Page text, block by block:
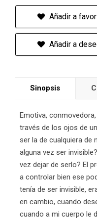
Añadir a
Añadir a
Sinopsis
Emotiva,
través de los ojos de
ser la de cualquiera de
alguna vez ser
vez dejar de serlo? El
a controlar bien ese
tenía de ser invisible,
en cambio, cuando
cuando a mi cuerpo le